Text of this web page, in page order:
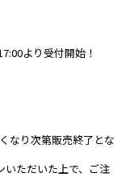
より受付開始！
なり次第販売終了とな
いただいた上で、ご注